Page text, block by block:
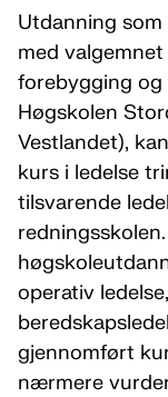
Utdanning
med
forebygging og
Høgskolen
Vestlandet),
kurs i ledelse
tilsvarende
operativ
gjennomført
nærmere